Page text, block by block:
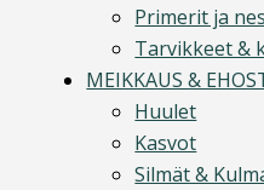
Primerit ja
Tarvikkeet &
MEIKKAUS &
Huulet
Kasvot
Silmät &